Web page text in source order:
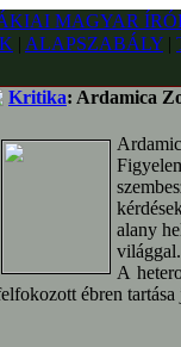
| ALAPSZABÁLY |
Kritika: Ardamica
alany
világgal.
A
ébren